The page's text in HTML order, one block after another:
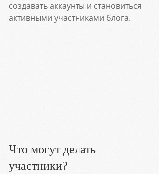
создавать аккаунты и становиться
активными участниками блога.
Что могут делать
участники?